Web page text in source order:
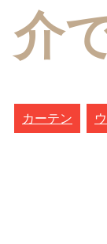
介
カーテン